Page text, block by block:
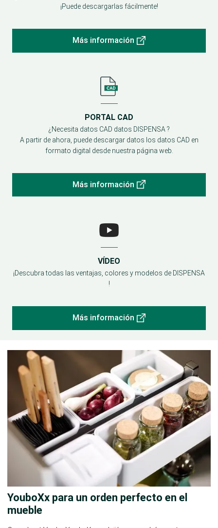
¡Puede descargarlas fácilmente!
Más información
PORTAL CAD
¿Necesita datos CAD datos DISPENSA ?
A partir de ahora, puede descargar datos los datos CAD en
formato digital desde nuestra página web.
Más información
VÍDEO
¡Descubra todas las ventajas, colores y modelos de DISPENSA
!
Más información
YouboXx para un orden perfecto en el
mueble